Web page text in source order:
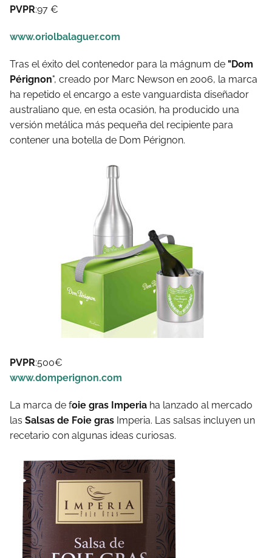
PVPR:97 €
www.oriolbalaguer.com
Tras el éxito del contenedor para la mágnum de "Dom
Pérignon", creado por Marc Newson en 2006, la marca
ha repetido el encargo a este vanguardista diseñador
australiano que, en esta ocasión, ha producido una
versión metálica más pequeña del recipiente para
contener una botella de Dom Pérignon.
PVPR:500€
www.domperignon.com
La marca de foie gras Imperia ha lanzado al mercado
las Salsas de Foie gras Imperia. Las salsas incluyen un
recetario con algunas ideas curiosas.